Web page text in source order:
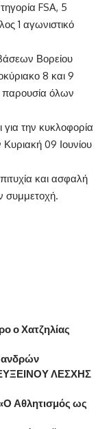
FSA, 5
1 αγωνιστικό
Βορείου
8 και 9
παρουσία όλων
την κυκλοφορία
09 Ιουνίου
και ασφαλή
συμμετοχή.
ο Χατζηλίας
ανδρών
ΛΕΣΧΗΣ
Αθλητισμός ως